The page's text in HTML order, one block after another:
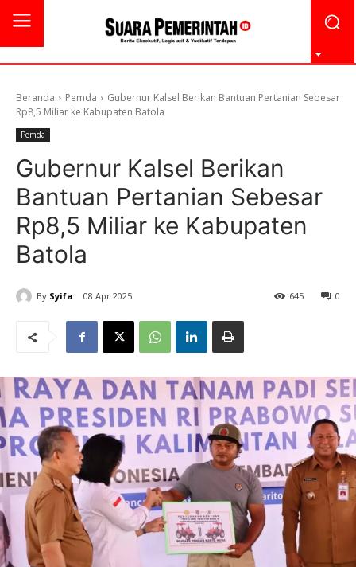
Beranda Pemda
Gubernur Kalsel Berikan Bantuan Pertanian Sebesar
Rp8,5 Miliar ke Kabupaten Batola
Pemda
Gubernur Kalsel Berikan
Bantuan Pertanian Sebesar
Rp8,5 Miliar ke Kabupaten
Batola
By Syifa 08 Apr 2025 0
645